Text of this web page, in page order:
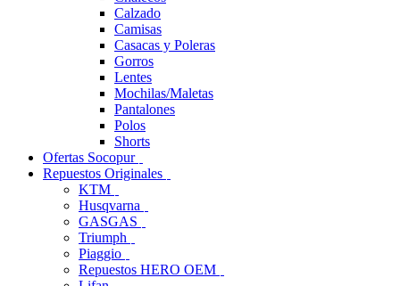
Calzado
Camisas
Casacas y Poleras
Gorros
Lentes
Mochilas/Maletas
Pantalones
Polos
Shorts
Ofertas Socopur
Repuestos Originales
KTM
Husqvarna
GASGAS
Triumph
Piaggio
Repuestos HERO OEM